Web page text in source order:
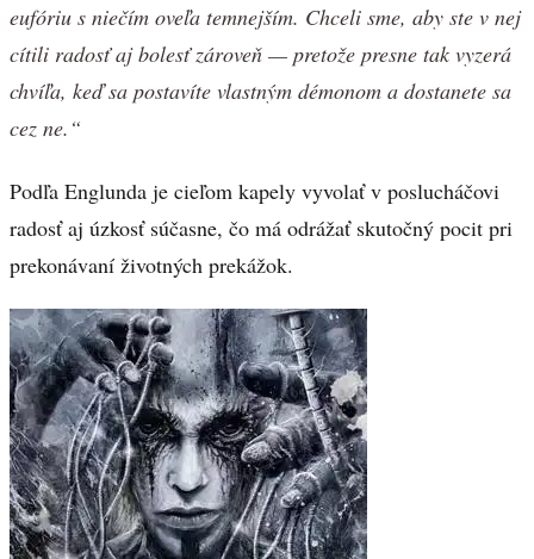
eufóriu s niečím oveľa temnejším. Chceli sme, aby ste v nej
cítili radosť aj bolesť zároveň — pretože presne tak vyzerá
chvíľa, keď sa postavíte vlastným démonom a dostanete sa
cez ne.“
Podľa Englunda je cieľom kapely vyvolať v poslucháčovi
radosť aj úzkosť súčasne, čo má odrážať skutočný pocit pri
prekonávaní životných prekážok.